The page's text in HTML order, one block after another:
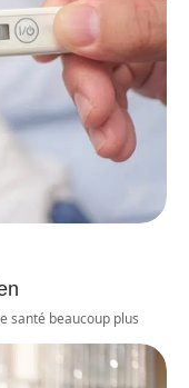
santé beaucoup plus